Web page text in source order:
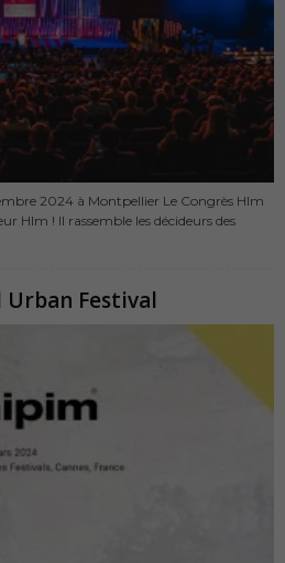
2024 à Montpellier Le Congrès Hlm
Hlm ! Il rassemble les décideurs des
Urban Festival